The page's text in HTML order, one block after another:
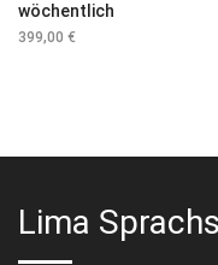
wöchentlich
399,00 €
Lima